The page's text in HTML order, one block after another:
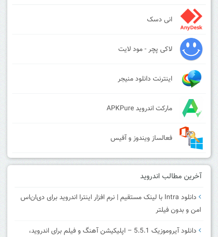
انی دسک
لاکی پچر - مود لایت
اینترنت دانلود منیجر
مارکت اندروید APKPure
فعالساز ویندوز و آفیس
آخرین مطالب اندروید
دانلود Intra با لینک مستقیم | نرم افزار اینترا اندروید برای دی‌ان‌اس
امن و بدون فیلتر
دانلود آیروموزیک 5.5.1 – اپلیکیشن آهنگ و فیلم برای اندروید،